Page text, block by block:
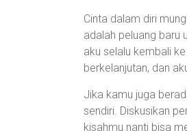
Cinta dalam diri
adalah peluang baru
aku selalu kembali
berkelanjutan, dan
Jika kamu juga
sendiri. Diskusikan
kisahmu nanti bisa